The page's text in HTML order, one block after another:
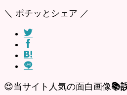
＼ ポチッとシェア ／
😍当サイト人気の面白画像📚